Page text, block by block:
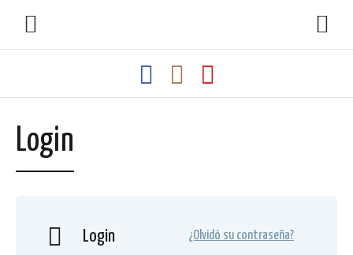
Login
Login ¿Olvidó su contraseña?